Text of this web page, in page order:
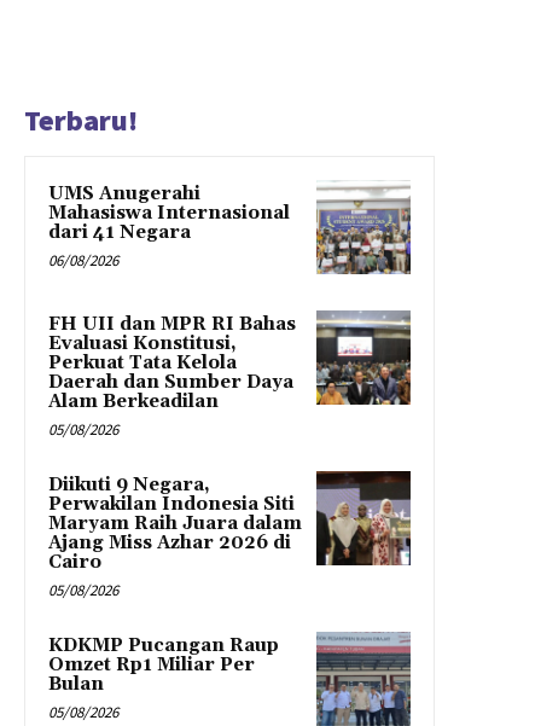
Terbaru!
UMS Anugerahi
Mahasiswa Internasional
dari 41 Negara
06/08/2026
FH UII dan MPR RI Bahas
Evaluasi Konstitusi,
Perkuat Tata Kelola
Daerah dan Sumber Daya
Alam Berkeadilan
05/08/2026
Diikuti 9 Negara,
Perwakilan Indonesia Siti
Maryam Raih Juara dalam
Ajang Miss Azhar 2026 di
Cairo
05/08/2026
KDKMP Pucangan Raup
Omzet Rp1 Miliar Per
Bulan
05/08/2026